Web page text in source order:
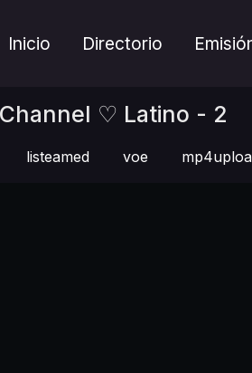
Inicio Directorio
♡ Latino - 2
listeamed voe